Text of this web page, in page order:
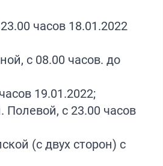
часов 18.01.2022
с 08.00 часов. до
19.01.2022;
с 23.00 часов
(с двух сторон) с